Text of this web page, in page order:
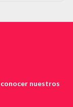
nuestros